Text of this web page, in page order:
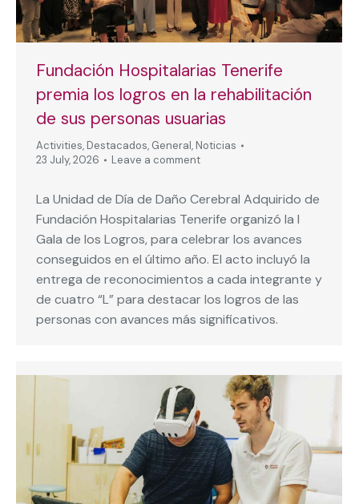
Fundación Hospitalarias Tenerife
premia los logros en la rehabilitación
de sus personas usuarias
Activities, Destacados, General, Noticias
23 July, 2026
Leave a comment
La Unidad de Día de Daño Cerebral Adquirido de
Fundación Hospitalarias Tenerife organizó la I
Gala de los Logros, para celebrar los avances
conseguidos en el último año. El acto incluyó la
entrega de reconocimientos a cada integrante y
de cuatro “L” para destacar los logros de las
personas con avances más significativos.